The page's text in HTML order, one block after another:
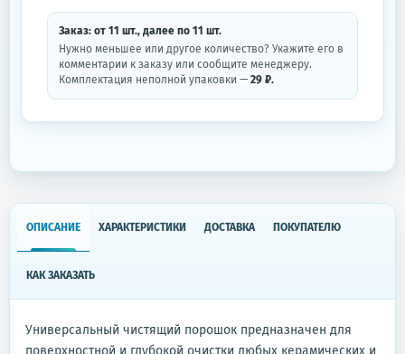
Заказ: от 11 шт., далее по 11 шт.
Нужно меньшее или другое количество? Укажите его в
комментарии к заказу или сообщите менеджеру.
Комплектация неполной упаковки — 29 ₽.
ОПИСАНИЕ ХАРАКТЕРИСТИКИ ДОСТАВКА ПОКУПАТЕЛЮ
КАК ЗАКАЗАТЬ
Универсальный чистящий порошок предназначен для
поверхностной и глубокой очистки любых керамических и